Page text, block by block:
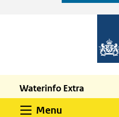
worden
toegestaan
Waterinfo Extra
Menu